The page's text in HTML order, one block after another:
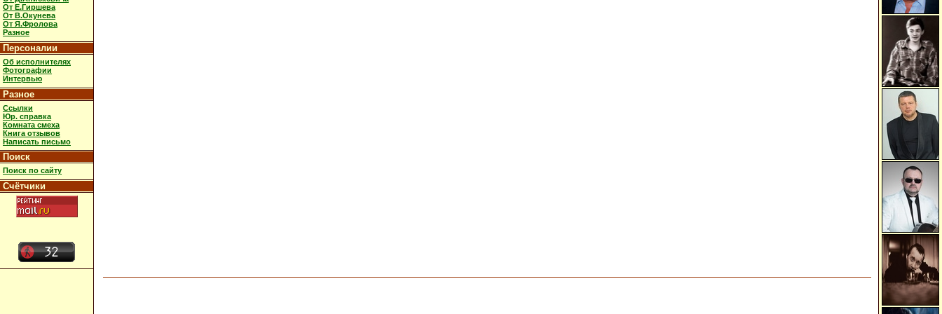
От Е.Гиршева
От В.Окунева
От Я.Фролова
Разное
Персоналии
Об исполнителях
Фотографии
Интервью
Разное
Ссылки
Юр. справка
Комната смеха
Книга отзывов
Написать письмо
Поиск
Поиск по сайту
Счётчики